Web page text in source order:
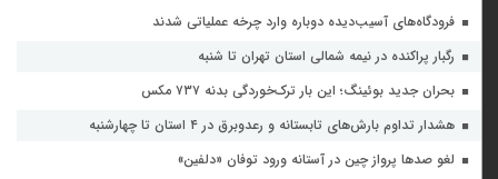
فرودگاه‌های آسیب‌دیده دوباره وارد چرخه عملیاتی شدند
رگبار پراکنده در نیمه شمالی استان تهران تا شنبه
بحران جدید بوئینگ؛ این بار ترک‌خوردگی بدنه ۷۳۷ مکس
هشدار تداوم بارش‌های تابستانه و رعدوبرق در ۴ استان تا چهارشنبه
لغو صدها پرواز چین در آستانه ورود توفان «دلفین»